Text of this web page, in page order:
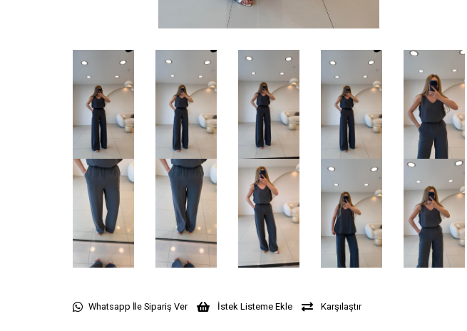
Whatsapp İle Sipariş Ver İstek Listeme Ekle Karşılaştır